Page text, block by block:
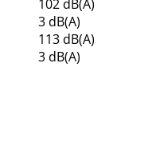
102 dB(A)
3 dB(A)
113 dB(A)
3 dB(A)